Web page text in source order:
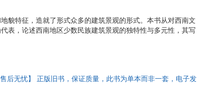
貌特征，造就了形式众多的建筑景观的形式。本书从对西南文
表，论述西南地区少数民族建筑景观的独特性与多元性，其写
的学术性。
后无忧】 正版旧书，保证质量，此书为单本而非一套，电子发